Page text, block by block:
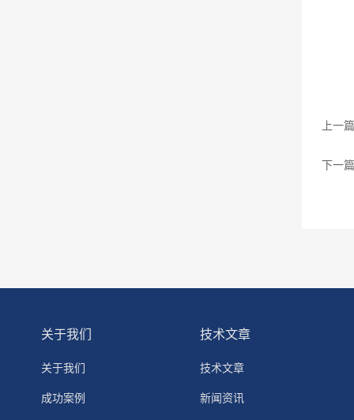
上一篇
下一篇
关于我们
关于我们
成功案例
技术文章
技术文章
新闻资讯